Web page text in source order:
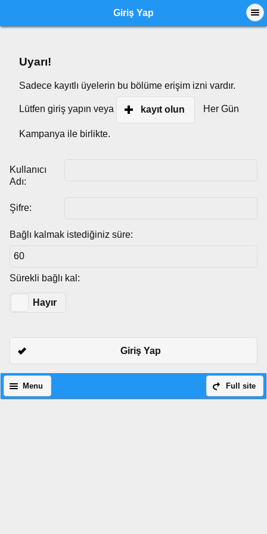
Giriş Yap
Uyarı!
Sadece kayıtlı üyelerin bu bölüme erişim izni vardır.
Lütfen giriş yapın veya kayıt olun Her Gün
Kampanya ile birlikte.
Kullanıcı
Adı:
Şifre:
Bağlı kalmak istediğiniz süre:
Sürekli bağlı kal:
Hayır
Giriş Yap
Full site
Menu